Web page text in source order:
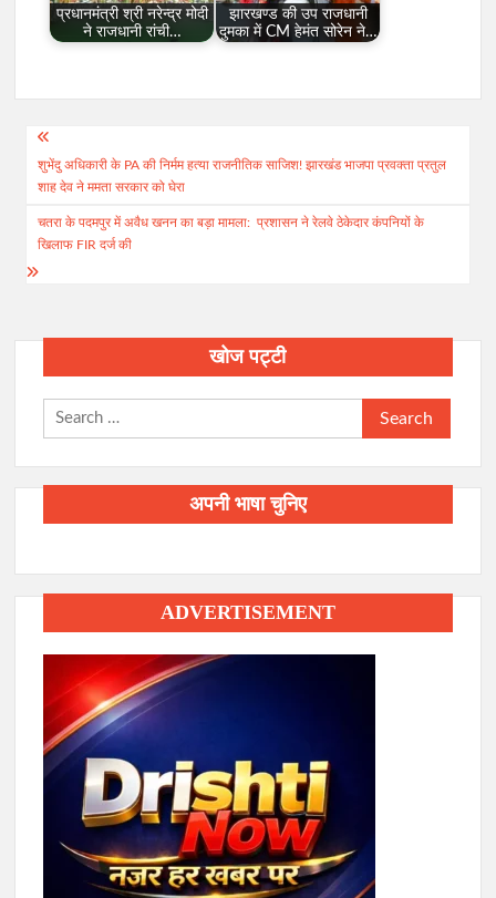
प्रधानमंत्री श्री नरेन्द्र मोदी
ने राजधानी रांची…
झारखण्ड की उप राजधानी
दुमका में CM हेमंत सोरेन ने…
Post
navigation
शुभेंदु अधिकारी के PA की निर्मम हत्या राजनीतिक साजिश! झारखंड भाजपा प्रवक्ता प्रतुल
शाह देव ने ममता सरकार को घेरा
चतरा के पदमपुर में अवैध खनन का बड़ा मामला: प्रशासन ने रेलवे ठेकेदार कंपनियों के
खिलाफ FIR दर्ज की
खोज पट्टी
Search
for:
अपनी भाषा चुनिए
ADVERTISEMENT